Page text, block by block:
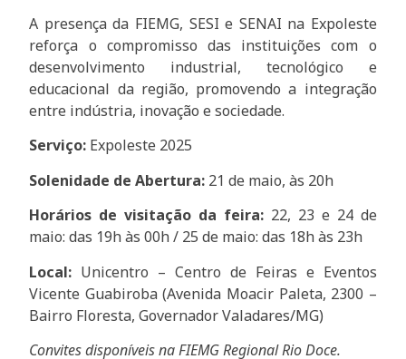
A presença da FIEMG, SESI e SENAI na Expoleste
reforça o compromisso das instituições com o
desenvolvimento industrial, tecnológico e
educacional da região, promovendo a integração
entre indústria, inovação e sociedade.
Serviço: Expoleste 2025
Solenidade de Abertura: 21 de maio, às 20h
Horários de visitação da feira: 22, 23 e 24 de
maio: das 19h às 00h / 25 de maio: das 18h às 23h
Local: Unicentro – Centro de Feiras e Eventos
Vicente Guabiroba (Avenida Moacir Paleta, 2300 –
Bairro Floresta, Governador Valadares/MG)
Convites disponíveis na FIEMG Regional Rio Doce.